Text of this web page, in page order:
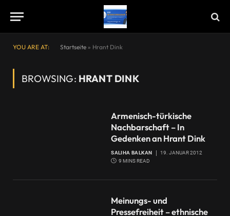
YOU ARE AT: Startseite » Hrant Dink
BROWSING: HRANT DINK
Armenisch-türkische
Nachbarschaft – In
Gedenken an Hrant Dink
SALIHA BALKAN
19. JANUAR 2012
9 MINS READ
Meinungs- und
Pressefreiheit – ethnische